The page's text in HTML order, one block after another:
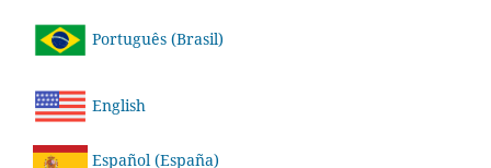
Português (Brasil)
English
Español (España)